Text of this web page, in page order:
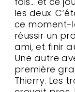
les deux.
ce moment-
réussir un
ami, et finir
Une autre
première
Thierry. Les